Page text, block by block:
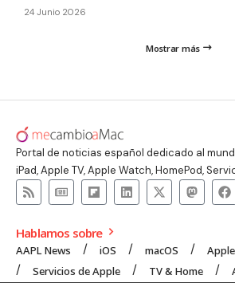
24 Junio 2026
Mostrar más
Portal de noticias español dedicado al
iPad, Apple TV, Apple Watch, HomePod,
Hablamos sobre
AAPL News iOS macOS
Servicios de Apple
TV & Home